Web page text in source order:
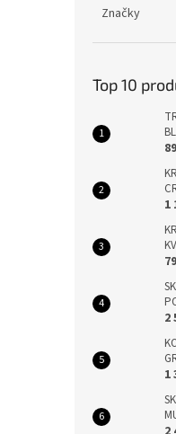
Značky
Top 10
1
2
1